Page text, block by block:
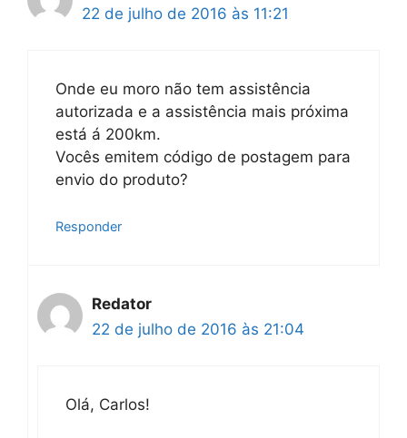
22 de julho de 2016 às 11:21
Onde eu moro não tem assistência
autorizada e a assistência mais próxima
está á 200km.
Vocês emitem código de postagem para
envio do produto?
Responder
Redator
22 de julho de 2016 às 21:04
Olá, Carlos!